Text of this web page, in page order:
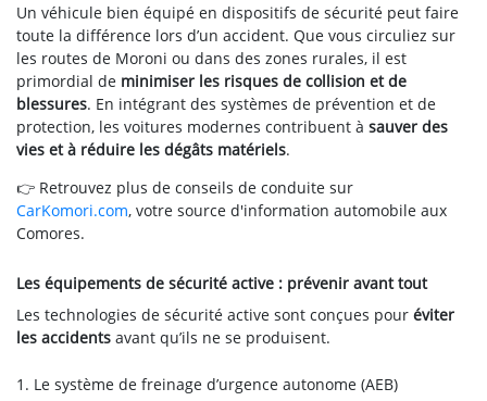
Un véhicule bien équipé en dispositifs de sécurité peut faire
toute la différence lors d’un accident. Que vous circuliez sur
les routes de Moroni ou dans des zones rurales, il est
primordial de minimiser les risques de collision et de
blessures. En intégrant des systèmes de prévention et de
protection, les voitures modernes contribuent à sauver des
vies et à réduire les dégâts matériels.
👉 Retrouvez plus de conseils de conduite sur
CarKomori.com, votre source d'information automobile aux
Comores.
Les équipements de sécurité active : prévenir avant tout
Les technologies de sécurité active sont conçues pour éviter
les accidents avant qu’ils ne se produisent.
1. Le système de freinage d’urgence autonome (AEB)